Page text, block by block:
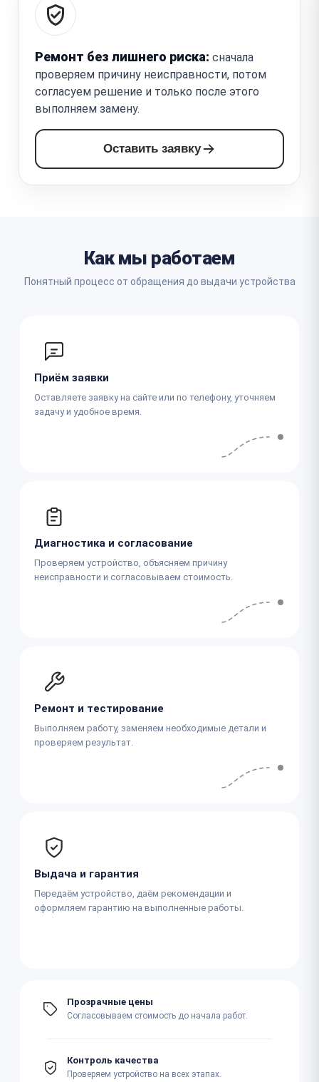
Ремонт без лишнего риска: сначала
проверяем причину неисправности, потом
согласуем решение и только после этого
выполняем замену.
Оставить заявку
Как мы работаем
Понятный процесс от обращения до выдачи устройства
Приём заявки
Оставляете заявку на сайте или по телефону, уточняем
задачу и удобное время.
Диагностика и согласование
Проверяем устройство, объясняем причину
неисправности и согласовываем стоимость.
Ремонт и тестирование
Выполняем работу, заменяем необходимые детали и
проверяем результат.
Выдача и гарантия
Передаём устройство, даём рекомендации и
оформляем гарантию на выполненные работы.
Прозрачные цены
Согласовываем стоимость до начала работ.
Контроль качества
Проверяем устройство на всех этапах.